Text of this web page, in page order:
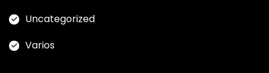
Uncategorized
Varios